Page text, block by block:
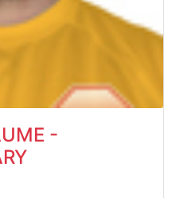
-